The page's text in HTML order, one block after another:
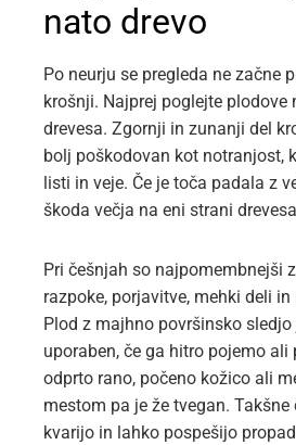
nato drevo
Po neurju se pregleda ne začne
krošnji. Najprej poglejte plodove
drevesa. Zgornji in zunanji del
bolj poškodovan kot notranjost,
listi in veje. Če je toča padala z
škoda večja na eni strani
Pri češnjah so najpomembnejši
razpoke, porjavitve, mehki deli
Plod z majhno površinsko sledjo
uporaben, če ga hitro pojemo ali
odprto rano, počeno kožico ali
mestom pa je že tvegan. Takšne
kvarijo in lahko pospešijo